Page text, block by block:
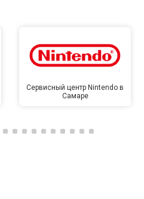
Сервисный центр Nintendo в
Самаре